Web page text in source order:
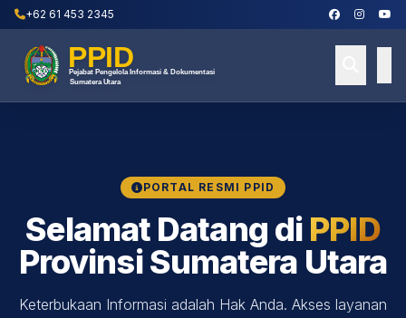
+62 61 453 2345
PORTAL RESMI PPID
Selamat Datang di PPID
Provinsi Sumatera Utara
Keterbukaan Informasi adalah Hak Anda. Akses layanan